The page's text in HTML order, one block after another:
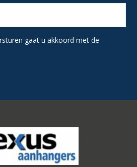
gaat u akkoord met de